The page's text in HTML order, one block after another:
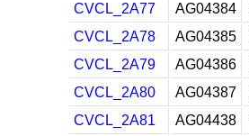
CVCL_2A77
AG04384
CVCL_2A78
AG04385
CVCL_2A79
AG04386
CVCL_2A80
AG04387
CVCL_2A81
AG04438